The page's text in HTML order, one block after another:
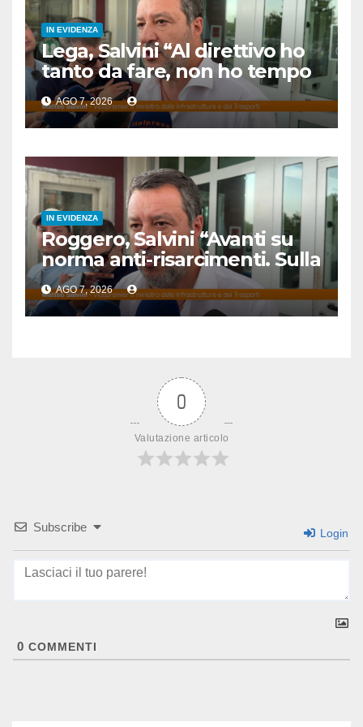
IN EVIDENZA
Lega, Salvini “Al direttivo ho
tanto da fare, non ho tempo
per litigare”
AGO 7, 2026
IN EVIDENZA
Roggero, Salvini “Avanti su
norma anti-risarcimenti. Sulla
grazia profilo basso”
AGO 7, 2026
0
Valutazione articolo
Subscribe Login
0 COMMENTI